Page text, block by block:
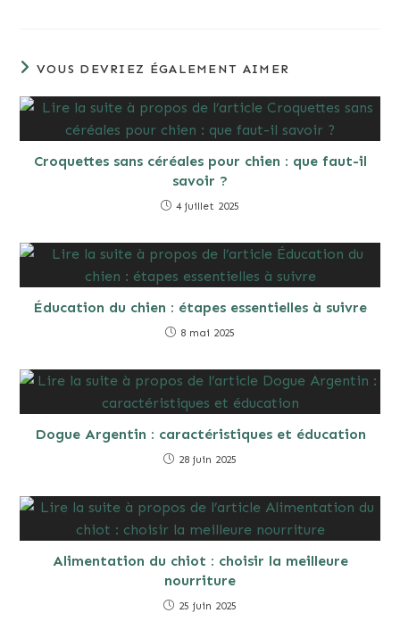
VOUS DEVRIEZ ÉGALEMENT AIMER
Croquettes sans céréales pour chien : que faut-il
savoir ?
4 juillet 2025
Éducation du chien : étapes essentielles à suivre
8 mai 2025
Dogue Argentin : caractéristiques et éducation
28 juin 2025
Alimentation du chiot : choisir la meilleure
nourriture
25 juin 2025